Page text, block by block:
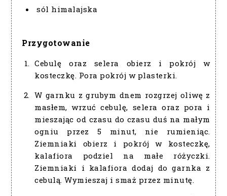
sól himalajska
Przygotowanie
Cebulę oraz selera obierz i pokrój w
kosteczkę. Pora pokrój w plasterki.
W garnku z grubym dnem rozgrzej oliwę z
masłem, wrzuć cebulę, selera oraz pora i
mieszając od czasu do czasu duś na małym
ogniu przez 5 minut, nie rumieniąc.
Ziemniaki obierz i pokrój w kosteczkę,
kalafiora podziel na małe różyczki.
Ziemniaki i kalafiora dodaj do garnka z
cebulą. Wymieszaj i smaż przez minutę.